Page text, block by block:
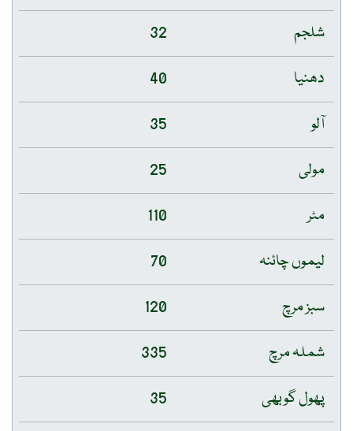
شلجم
32
دھنیا
40
آلو
35
مولی
25
مٹر
110
لیموں چائنہ
70
سبز مرچ
120
شملہ مرچ
335
پھول گوبھی
35